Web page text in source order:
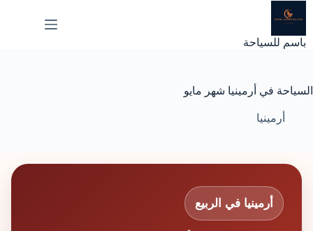
إلى
باسم للسياحة
السياحة في أرمينيا شهر مايو
أرمينيا
أرمينيا في الربيع